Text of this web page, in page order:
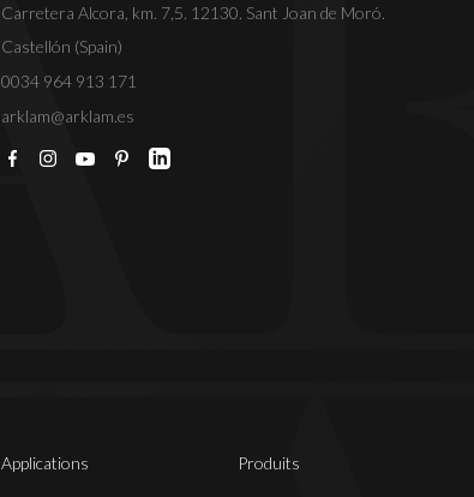
Carretera Alcora, km. 7,5. 12130. Sant Joan de Moró.
Castellón (Spain)
0034 964 913 171
arklam@arklam.es
Applications Produits